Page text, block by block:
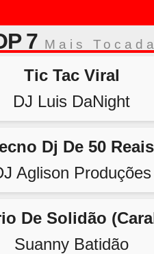
7 Mais
Tic Tac Viral
DJ Luis DaNight
Dj De 50 Reais
Aglison Produções
De Solidão
Suanny Batidão